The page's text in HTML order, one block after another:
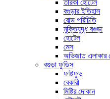
তারকা হোটেল
বগুড়ার ইতিহাস
রোড পরিচিতি
মুক্তিযুদ্ধ বগুড়া
হোটেল
মেস
অভিজাত এলাকার
বগুড়া ফুডিস
ফাষ্টফুড
বেকারী
মিষ্টির দোকান